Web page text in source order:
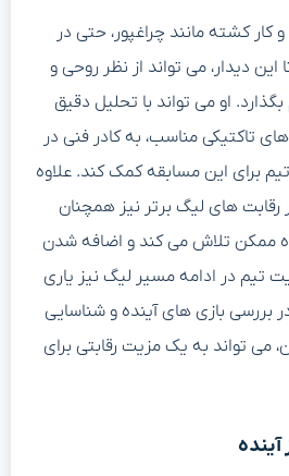
کشته مانند چراغپور، حتی در
این دیدار، می تواند از نظر روحی و
بگذارد. او می تواند با تحلیل دقیق
تاکتیکی مناسب، به کادر فنی در
برای این مسابقه کمک کند. علاوه
رقابت های لیگ برتر نیز همچنان
ممکن تلاش می کند و اضافه شدن
تیم در ادامه مسیر لیگ نیز یاری
بررسی بازی های آینده و شناسایی
می تواند به یک مزیت رقابتی برای
آینده